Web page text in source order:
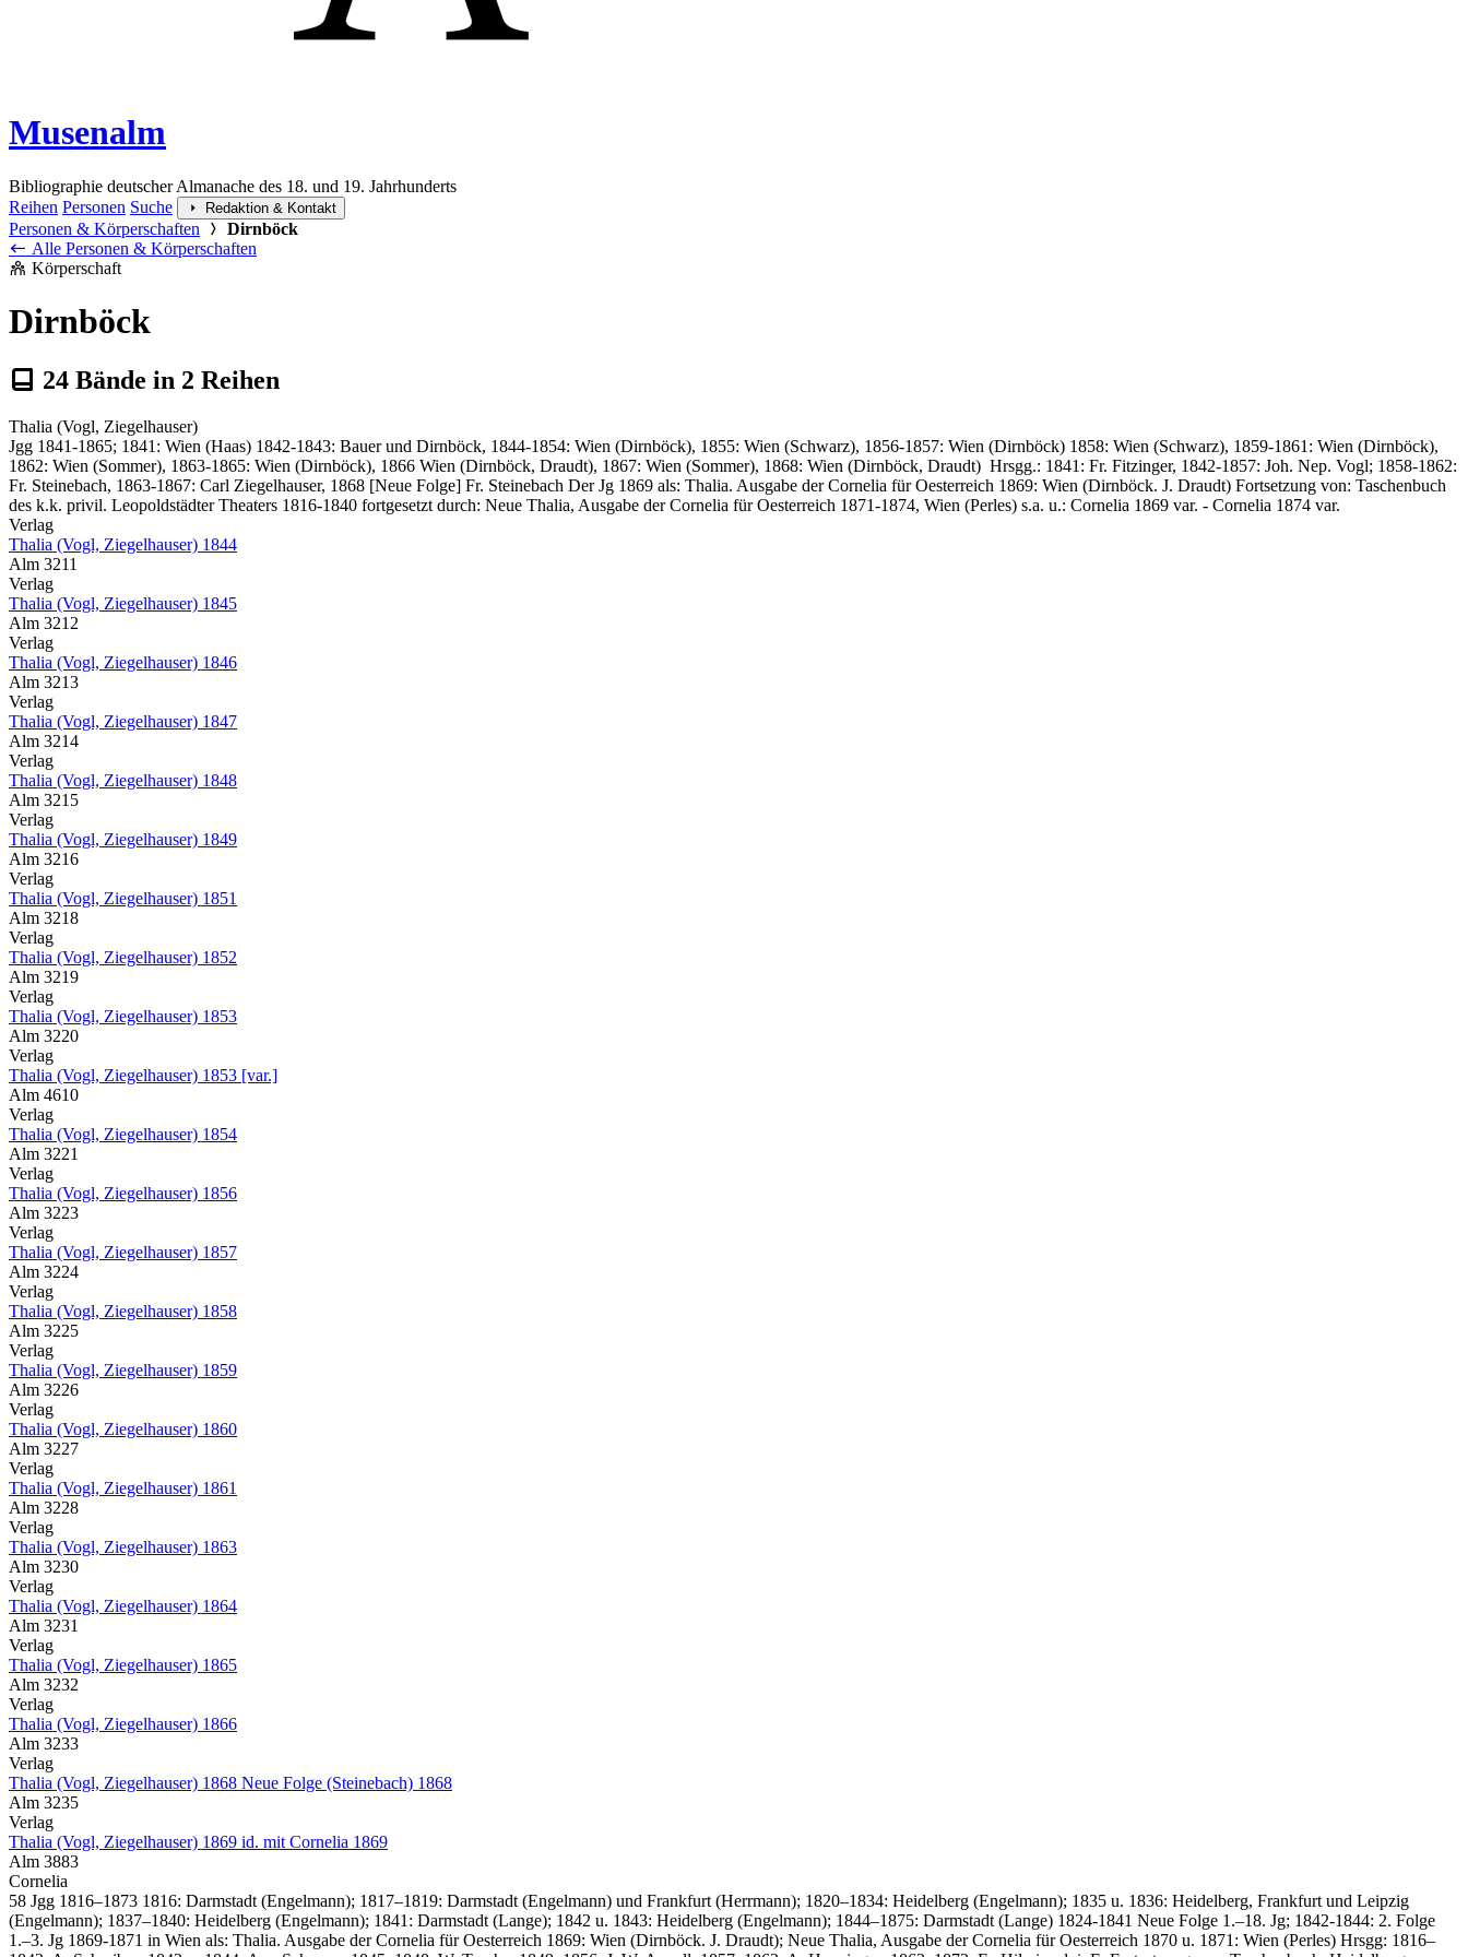
Musenalm
Bibliographie deutscher Almanache des 18. und 19. Jahrhunderts
Reihen Personen Suche Redaktion & Kontakt
Personen & Körperschaften
Dirnböck
Alle Personen & Körperschaften
Körperschaft
Dirnböck
24 Bände in 2 Reihen
Thalia (Vogl, Ziegelhauser)
Jgg 1841-1865; 1841: Wien (Haas) 1842-1843: Bauer und Dirnböck, 1844-1854: Wien (Dirnböck), 1855: Wien (Schwarz), 1856-1857: Wien (Dirnböck) 1858: Wien (Schwarz), 1859-1861: Wien (Dirnböck),
1862: Wien (Sommer), 1863-1865: Wien (Dirnböck), 1866 Wien (Dirnböck, Draudt), 1867: Wien (Sommer), 1868: Wien (Dirnböck, Draudt) Hrsgg.: 1841: Fr. Fitzinger, 1842-1857: Joh. Nep. Vogl; 1858-1862:
Fr. Steinebach, 1863-1867: Carl Ziegelhauser, 1868 [Neue Folge] Fr. Steinebach Der Jg 1869 als: Thalia. Ausgabe der Cornelia für Oesterreich 1869: Wien (Dirnböck. J. Draudt) Fortsetzung von: Taschenbuch
des k.k. privil. Leopoldstädter Theaters 1816-1840 fortgesetzt durch: Neue Thalia, Ausgabe der Cornelia für Oesterreich 1871-1874, Wien (Perles) s.a. u.: Cornelia 1869 var. - Cornelia 1874 var.
Verlag
Thalia (Vogl, Ziegelhauser) 1844
Alm 3211
Verlag
Thalia (Vogl, Ziegelhauser) 1845
Alm 3212
Verlag
Thalia (Vogl, Ziegelhauser) 1846
Alm 3213
Verlag
Thalia (Vogl, Ziegelhauser) 1847
Alm 3214
Verlag
Thalia (Vogl, Ziegelhauser) 1848
Alm 3215
Verlag
Thalia (Vogl, Ziegelhauser) 1849
Alm 3216
Verlag
Thalia (Vogl, Ziegelhauser) 1851
Alm 3218
Verlag
Thalia (Vogl, Ziegelhauser) 1852
Alm 3219
Verlag
Thalia (Vogl, Ziegelhauser) 1853
Alm 3220
Verlag
Thalia (Vogl, Ziegelhauser) 1853 [var.]
Alm 4610
Verlag
Thalia (Vogl, Ziegelhauser) 1854
Alm 3221
Verlag
Thalia (Vogl, Ziegelhauser) 1856
Alm 3223
Verlag
Thalia (Vogl, Ziegelhauser) 1857
Alm 3224
Verlag
Thalia (Vogl, Ziegelhauser) 1858
Alm 3225
Verlag
Thalia (Vogl, Ziegelhauser) 1859
Alm 3226
Verlag
Thalia (Vogl, Ziegelhauser) 1860
Alm 3227
Verlag
Thalia (Vogl, Ziegelhauser) 1861
Alm 3228
Verlag
Thalia (Vogl, Ziegelhauser) 1863
Alm 3230
Verlag
Thalia (Vogl, Ziegelhauser) 1864
Alm 3231
Verlag
Thalia (Vogl, Ziegelhauser) 1865
Alm 3232
Verlag
Thalia (Vogl, Ziegelhauser) 1866
Alm 3233
Verlag
Thalia (Vogl, Ziegelhauser) 1868 Neue Folge (Steinebach) 1868
Alm 3235
Verlag
Thalia (Vogl, Ziegelhauser) 1869 id. mit Cornelia 1869
Alm 3883
Cornelia
58 Jgg 1816–1873 1816: Darmstadt (Engelmann); 1817–1819: Darmstadt (Engelmann) und Frankfurt (Herrmann); 1820–1834: Heidelberg (Engelmann); 1835 u. 1836: Heidelberg, Frankfurt und Leipzig
(Engelmann); 1837–1840: Heidelberg (Engelmann); 1841: Darmstadt (Lange); 1842 u. 1843: Heidelberg (Engelmann); 1844–1875: Darmstadt (Lange) 1824-1841 Neue Folge 1.–18. Jg; 1842-1844: 2. Folge
1.–3. Jg 1869-1871 in Wien als: Thalia. Ausgabe der Cornelia für Oesterreich 1869: Wien (Dirnböck. J. Draudt); Neue Thalia, Ausgabe der Cornelia für Oesterreich 1870 u. 1871: Wien (Perles) Hrsgg: 1816–